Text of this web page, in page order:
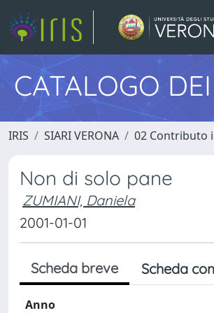
CATALOGO
IRIS SIARI VERONA 02 Contributo
Non di solo pane
ZUMIANI, Daniela
2001-01-01
Scheda breve Scheda
Anno